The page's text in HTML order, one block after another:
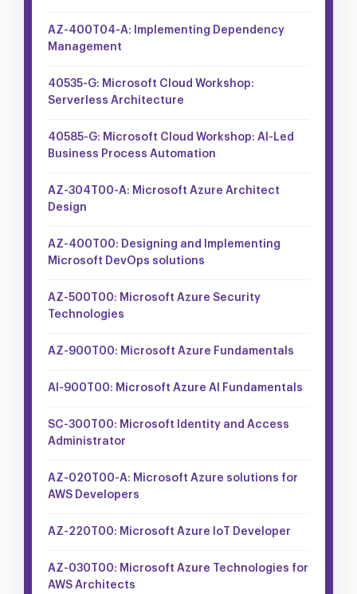
AZ-400T04-A: Implementing Dependency
Management
40535-G: Microsoft Cloud Workshop:
Serverless Architecture
40585-G: Microsoft Cloud Workshop: AI-Led
Business Process Automation
AZ-304T00-A: Microsoft Azure Architect
Design
AZ-400T00: Designing and Implementing
Microsoft DevOps solutions
AZ-500T00: Microsoft Azure Security
Technologies
AZ-900T00: Microsoft Azure Fundamentals
AI-900T00: Microsoft Azure AI Fundamentals
SC-300T00: Microsoft Identity and Access
Administrator
AZ-020T00-A: Microsoft Azure solutions for
AWS Developers
AZ-220T00: Microsoft Azure IoT Developer
AZ-030T00: Microsoft Azure Technologies for
AWS Architects